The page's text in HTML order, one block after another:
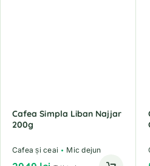
Cafea Simpla Liban Najjar
200g
Cafea și ceai Mic dejun